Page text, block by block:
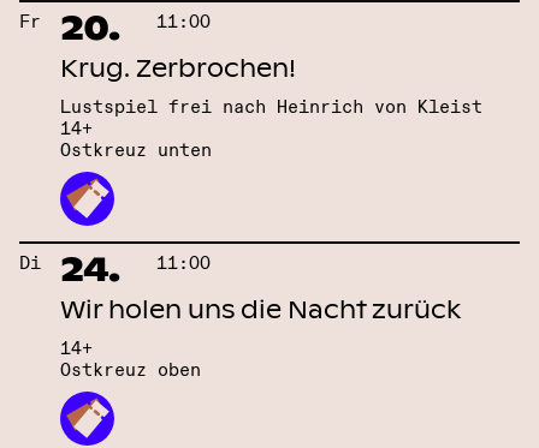
Fr 20. 11:00
Krug. Zerbrochen!
Lustspiel frei nach Heinrich von Kleist
14+
Ostkreuz unten
Di 24. 11:00
Wir holen uns die Nacht zurück
14+
Ostkreuz oben